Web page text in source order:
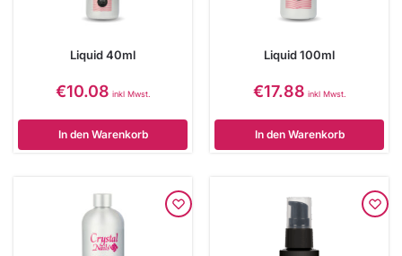
Liquid 40ml
€10.08 inkl Mwst.
In den Warenkorb
Liquid 100ml
€17.88 inkl Mwst.
In den Warenkorb